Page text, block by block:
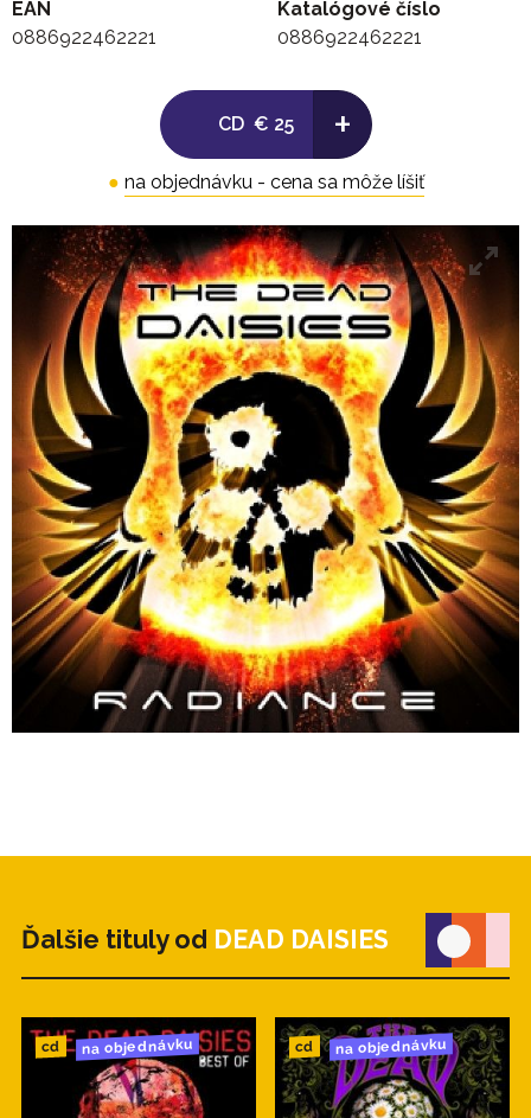
EAN
0886922462221
Katalógové číslo
0886922462221
CD € 25 +
● na objednávku - cena sa môže líšiť
Ďalšie tituly od DEAD DAISIES
cd na objednávku cd na objednávku